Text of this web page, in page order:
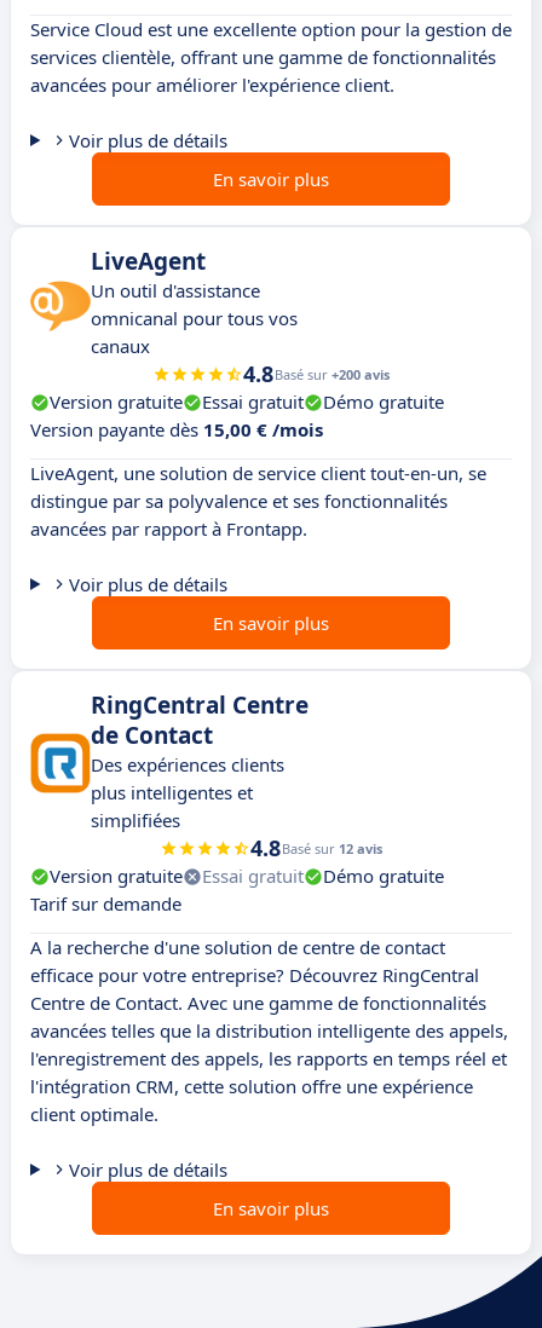
Service Cloud est une excellente option pour la gestion de
services clientèle, offrant une gamme de fonctionnalités
avancées pour améliorer l'expérience client.
Voir plus de détails
En savoir plus
LiveAgent
Un outil d'assistance
omnicanal pour tous vos
canaux
4.8Basé sur +200 avis
Version gratuite Essai gratuit
Démo gratuite
Version payante dès 15,00 € /mois
LiveAgent, une solution de service client tout-en-un, se
distingue par sa polyvalence et ses fonctionnalités
avancées par rapport à Frontapp.
Voir plus de détails
En savoir plus
RingCentral Centre
de Contact
Des expériences clients
plus intelligentes et
simplifiées
4.8Basé sur 12 avis
Version gratuite Essai gratuit
Démo gratuite
Tarif sur demande
A la recherche d'une solution de centre de contact
efficace pour votre entreprise? Découvrez RingCentral
Centre de Contact. Avec une gamme de fonctionnalités
avancées telles que la distribution intelligente des appels,
l'enregistrement des appels, les rapports en temps réel et
l'intégration CRM, cette solution offre une expérience
client optimale.
Voir plus de détails
En savoir plus